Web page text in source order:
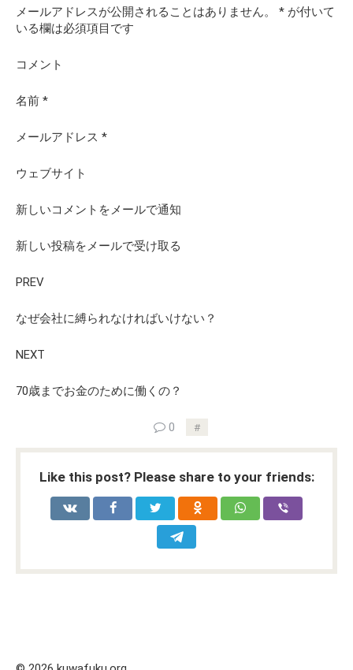
メールアドレスが公開されることはありません。 * が付いて
いる欄は必須項目です
コメント
名前 *
メールアドレス *
ウェブサイト
新しいコメントをメールで通知
新しい投稿をメールで受け取る
PREV
なぜ会社に縛られなければいけない？
NEXT
70歳までお金のために働くの？
0
Like this post? Please share to your friends: